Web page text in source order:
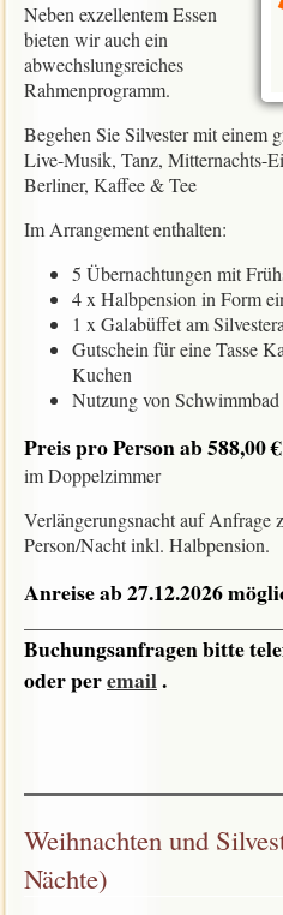
Neben exzellentem Essen
bieten wir auch ein
abwechslungsreiches
Rahmenprogramm.
Begehen Sie Silvester mit einem
Live-Musik, Tanz, Mitternachts-
Berliner, Kaffee & Tee
Im Arrangement enthalten:
5 Übernachtungen mit
4 x Halbpension in Form
1 x Galabüffet am
Gutschein für eine Tasse
Kuchen
Nutzung von
Preis pro Person ab 588,00 €
im Doppelzimmer
Verlängerungsnacht auf Anfrage
Person/Nacht inkl. Halbpension.
Anreise ab 27.12.2026
Buchungsanfragen bitte
oder peremail.
Weihnachten und
Nächte)